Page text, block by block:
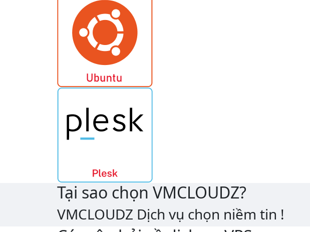
Tại sao chọn VMCLOUDZ?
VMCLOUDZ Dịch vụ chọn niềm tin !